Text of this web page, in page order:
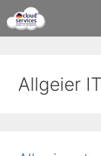
Inhalt
springen
Allgeier